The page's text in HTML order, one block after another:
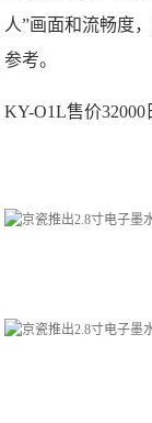
人”画面和流畅度
参考。
KY-O1L售价32000